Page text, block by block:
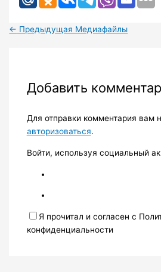
← Предыдущая Медиафайлы
Добавить
Для отправки комментария вам
авторизоваться.
Войти, используя социальный
Я прочитал и согласен с
конфиденциальности